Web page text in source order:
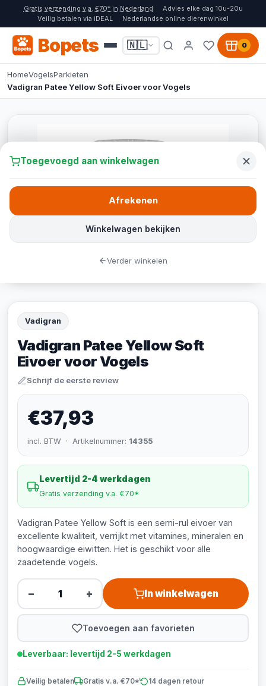
Gratis verzending v.a. €70* in Nederland
Advies elke dag 10u-20u
Veilig betalen via iDEAL
Nederlandse online dierenwinkel
Bopets 🇳🇱 0
HomeVogelsParkieten
Vadigran Patee Yellow Soft Eivoer voor Vogels
Vadigran
Vadigran Patee Yellow Soft
Eivoer voor Vogels
Schrijf de eerste review
€37,93
incl. BTW · Artikelnummer: 14355
Levertijd 2-4 werkdagen
Gratis verzending v.a. €70*
Vadigran Patee Yellow Soft is een semi-rul eivoer van
excellente kwaliteit, verrijkt met vitamines, mineralen en
hoogwaardige eiwitten. Het is geschikt voor alle
zaadetende vogels.
− + In winkelwagen
Toevoegen aan favorieten
Leverbaar: levertijd 2-5 werkdagen
Veilig betalen Gratis v.a. €70* 14 dagen retour
Toegevoegd aan winkelwagen
Winkelwagen bekijken
Afrekenen
Verder winkelen